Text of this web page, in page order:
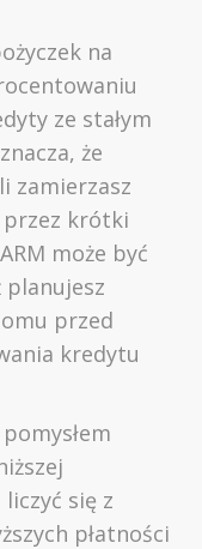
na
ze stałym
że
zamierzasz
krótki
może być
planujesz
przed
kredytu
się z
płatności